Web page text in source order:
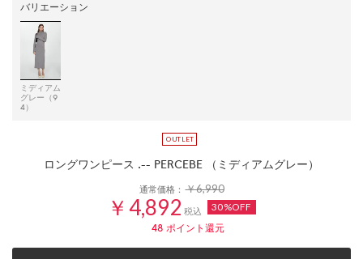
バリエーション
ミディアム
グレー（9
4）
ロングワンピース .-- PERCEBE （ミディアムグレー）
通常価格：￥6,990
￥4,892 税込 30%OFF
48ポイント還元